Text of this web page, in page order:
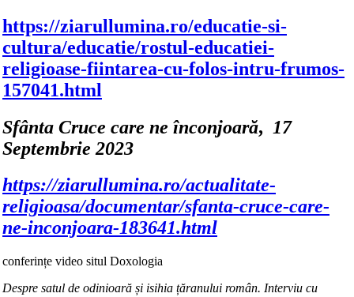
https://ziarullumina.ro/educatie-si-
cultura/educatie/rostul-educatiei-
religioase-fiintarea-cu-folos-intru-frumos-
157041.html
Sfânta Cruce care ne înconjoară, 17
Septembrie 2023
https://ziarullumina.ro/actualitate-
religioasa/documentar/sfanta-cruce-care-
ne-inconjoara-183641.html
conferințe video situl Doxologia
Despre satul de odinioară și isihia țăranului român. Interviu cu